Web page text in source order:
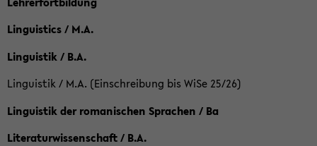
Linguistics / M.A.
Linguistik / B.A.
Linguistik / M.A. (Einschreibung bis WiSe 25/26)
Linguistik der romanischen Sprachen / Ba
Literaturwissenschaft / B.A.